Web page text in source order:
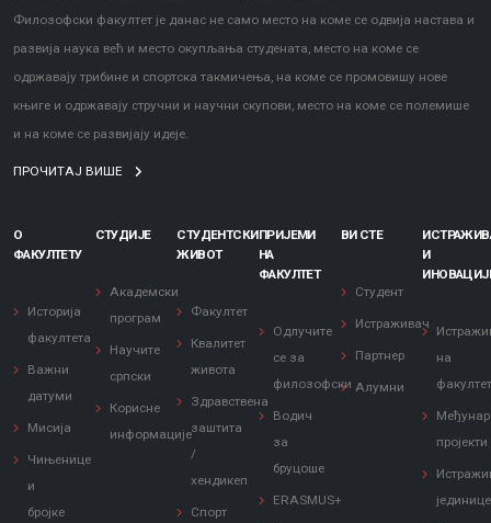
Филозофски факултет је данас не само место на коме се одвија настава и
развија наука већ и место окупљања студената, место на коме се
одржавају трибине и спортска такмичења, на коме се промовишу нове
књиге и одржавају стручни и научни скупови, место на коме се полемише
и на коме се развијају идеје.
ПРОЧИТАЈ ВИШЕ
О
ФАКУЛТЕТУ
Историја
факултета
Важни
датуми
Мисија
Чињенице
и
бројке
СТУДИЈЕ
Академски
програм
Научите
српски
Корисне
информације
СТУДЕНТСКИ
ЖИВОТ
Факултет
Квалитет
живота
Здравствена
заштита
/
хендикеп
Спорт
ПРИЈЕМИ
НА
ФАКУЛТЕТ
Одлучите
се за
филозофски
Водич
за
бруцоше
ERASMUS+
ВИ СТЕ
Студент
Истраживач
Партнер
Алумни
И
на
пројекти
јединице